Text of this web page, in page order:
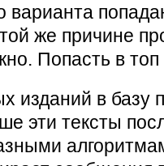
варианта
же причине
Попасть в
изданий в
эти тексты